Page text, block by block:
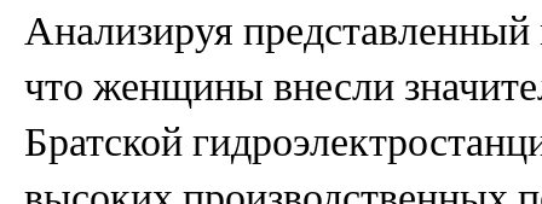
Анализируя
что женщины внесли
Братской